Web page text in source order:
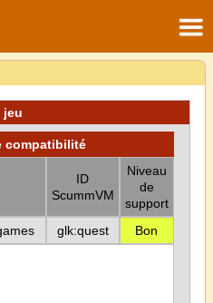
jeu
compatibilité
ID
ScummVM
Niveau
de
support
glk:quest Bon